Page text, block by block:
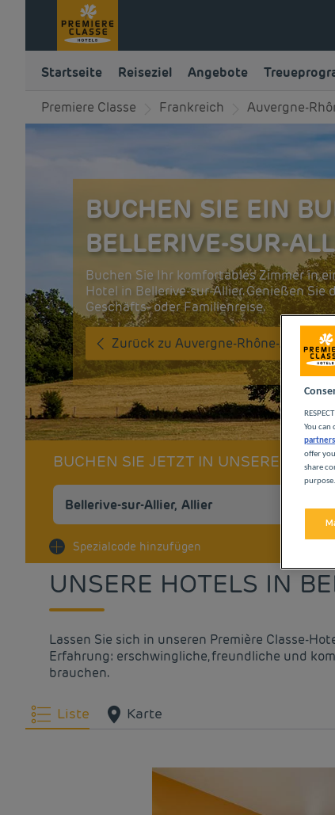
Startseite Reiseziel Angebote
Premiere Classe Frankreich Auvergne-
BUCHEN SIE EIN
BELLERIVE-SUR-
Buchen Sie Ihr komfortables Zimmer in
Hotel in Bellerive-sur-Allier. Genießen
Geschäfts- oder Familienreise.
Zurück zu Auvergne-Rhône-Alpes
BUCHEN SIE JETZT IN UNSEREN
Spezialcode hinzufügen
UNSERE HOTELS IN
Lassen Sie sich in unseren Première Classe-
Erfahrung: erschwingliche, freundliche und
brauchen.
Liste Karte
You can
partners
offer
share